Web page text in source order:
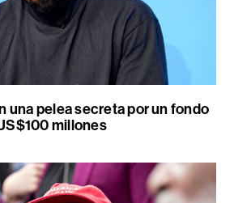
una pelea secreta por un fondo
millones